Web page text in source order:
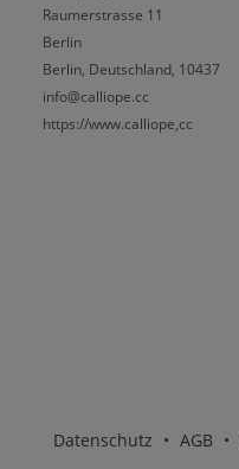
Raumerstrasse 11
Berlin
Berlin, Deutschland, 10437
info@calliope.cc
https://www.calliope,cc
Datenschutz • AGB •